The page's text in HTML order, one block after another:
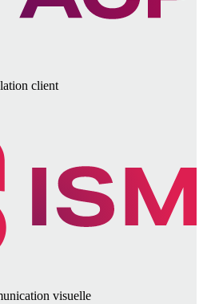
client
visuelle